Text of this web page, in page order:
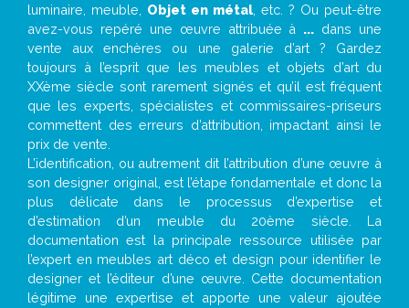
luminaire, meuble, Objet en métal , etc. ? Ou peut-être
avez-vous repéré une œuvre attribuée à ... dans une
vente aux enchères ou une galerie d’art ? Gardez
toujours à l’esprit que les meubles et objets d’art du
XXème siècle sont rarement signés et qu’il est fréquent
que les experts, spécialistes et commissaires-priseurs
commettent des erreurs d’attribution, impactant ainsi le
prix de vente.
L’identification, ou autrement dit l’attribution d’une œuvre à
son designer original, est l’étape fondamentale et donc la
plus délicate dans le processus d’expertise et
d’estimation d’un meuble du 20ème siècle. La
documentation est la principale ressource utilisée par
l’expert en meubles art déco et design pour identifier le
designer et l’éditeur d’une œuvre. Cette documentation
légitime une expertise et apporte une valeur ajoutée